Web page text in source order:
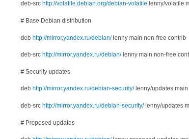
deb-src http://volatile.debian.org/debian-volatile lenny/volatile
# Base Debian distribution
deb http://mirror.yandex.ru/debian/lenny main non-free contrib
deb-src http://mirror.yandex.ru/debian/lenny main non-free
# Security updates
deb http://mirror.yandex.ru/debian-security/lenny/updates
deb-src http://mirror.yandex.ru/debian-security/lenny/updates
# Proposed updates